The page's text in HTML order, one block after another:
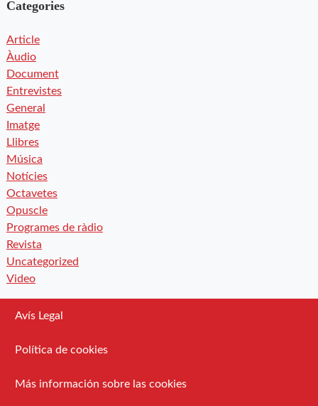
Categories
Article
Àudio
Document
Entrevistes
General
Imatge
Llibres
Música
Notícies
Octavetes
Opuscle
Programes de ràdio
Revista
Uncategorized
Video
Avís Legal
Política de cookies
Más información sobre las cookies